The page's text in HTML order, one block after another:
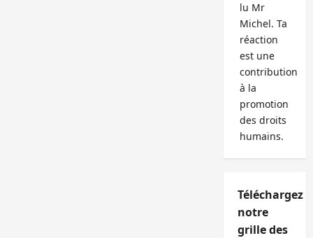
lu Mr
Michel. Ta
réaction
est une
contribution
à la
promotion
des droits
humains.
Téléchargez
notre
grille des